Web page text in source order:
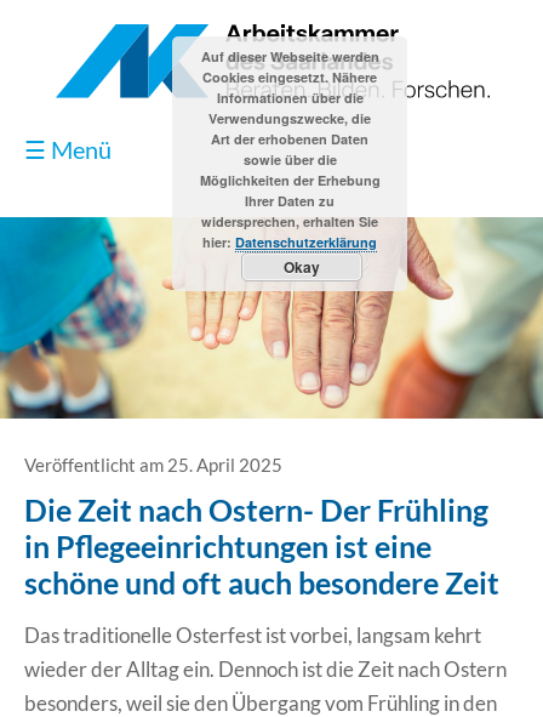
☰ Menü
Blog
Kontakt
Datenschutzerklärung
Erklärung Barrierefreiheit
Veröffentlicht am 25. April 2025
Die Zeit nach Ostern- Der Frühling
in Pflegeeinrichtungen ist eine
schöne und oft auch besondere Zeit
Das traditionelle Osterfest ist vorbei, langsam kehrt
wieder der Alltag ein. Dennoch ist die Zeit nach Ostern
besonders, weil sie den Übergang vom Frühling in den
Auf dieser Webseite werden
Cookies eingesetzt. Nähere
Informationen über die
Verwendungszwecke, die
Art der erhobenen Daten
sowie über die
Möglichkeiten der Erhebung
Ihrer Daten zu
widersprechen, erhalten Sie
hier: Datenschutzerklärung
Okay